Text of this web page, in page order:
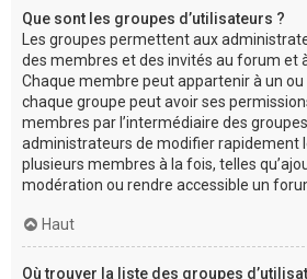
Que sont les groupes d’utilisateurs ?
Les groupes permettent aux
des membres et des invités au forum et
Chaque membre peut appartenir à un
chaque groupe peut avoir ses
membres par l’intermédiaire des
administrateurs de modifier rapidement
plusieurs membres à la fois, telles
modération ou rendre accessible un
Haut
Où trouver la liste des groupes